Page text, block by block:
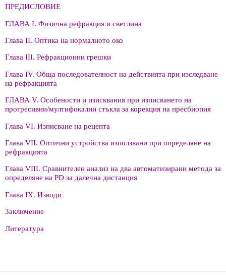
ПРЕДИСЛОВИЕ
ГЛАВА I. Физична рефракция и светлина
Глава II. Оптика на нормалното око
Глава III. Рефракционни грешки
Глава IV. Обща последователност на действията при изследване
на рефракцията
ГЛАВА V. Особености и изисквания при изписването на
прогресивни/мултифокални стъкла за корекция на пресбиопия
Глава VI. Изписване на рецепта
Глава VII. Оптични устройства използвани при определяне на
рефракцията
Глава VIII. Сравнителен анализ на два автоматизирани метода за
определяне на PD за далечна дистанция
Глава IХ. Изводи
Заключение
Литература